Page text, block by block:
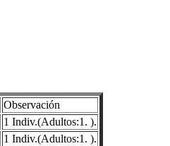
Observación
1 Indiv.(Adultos:1. ).
1 Indiv.(Adultos:1. ).